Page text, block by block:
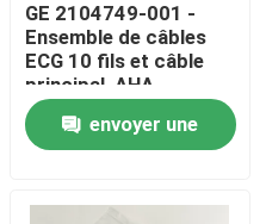
GE 2104749-001 -
Ensemble de câbles
ECG 10 fils et câble
principal, AHA
envoyer une